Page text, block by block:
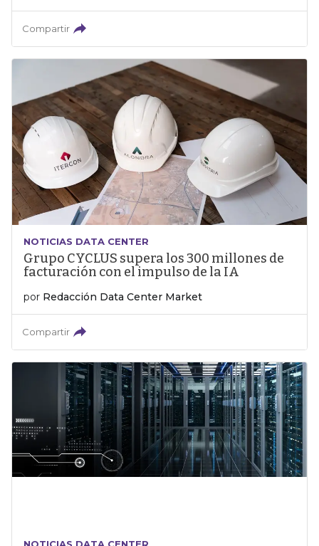
Compartir
NOTICIAS DATA CENTER
Grupo CYCLUS supera los 300 millones de
facturación con el impulso de la IA
por Redacción Data Center Market
Compartir